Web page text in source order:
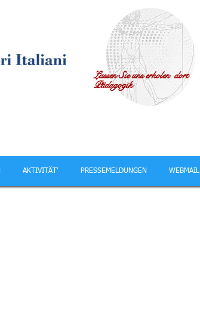
Lassen Sie uns erholen dort
Pädagogik
AKTIVITÄT' PRESSEMELDUNGEN WEBMAIL